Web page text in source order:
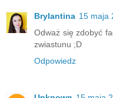
Brylantina 15 maja
Odważ się zdobyć
zwiastunu ;D
Odpowiedz